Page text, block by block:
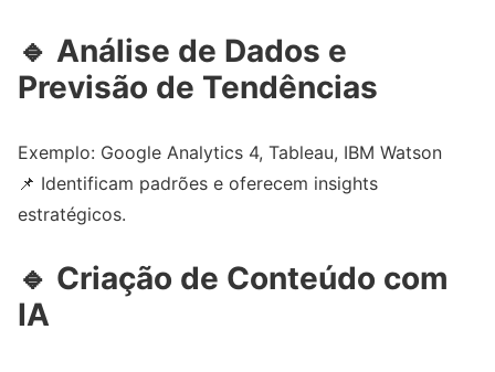
🔹 Análise de Dados e
Previsão de Tendências
Exemplo: Google Analytics 4, Tableau, IBM Watson
📌 Identificam padrões e oferecem insights
estratégicos.
🔹 Criação de Conteúdo com
IA